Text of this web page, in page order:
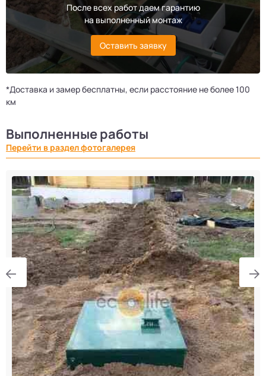
После всех работ даем гарантию
на выполненный монтаж
Оставить заявку
*Доставка и замер бесплатны, если расстояние не более 100
км
Выполненные работы
Перейти в раздел фотогалерея